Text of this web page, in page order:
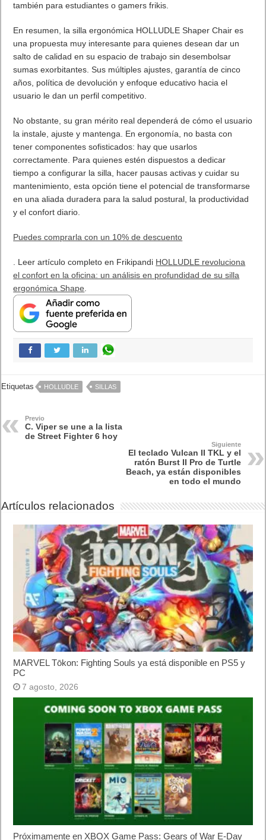
también para estudiantes o gamers frikis.
En resumen, la silla ergonómica HOLLUDLE Shaper Chair es
una propuesta muy interesante para quienes desean dar un
salto de calidad en su espacio de trabajo sin desembolsar
sumas exorbitantes. Sus múltiples ajustes, garantía de cinco
años, política de devolución y enfoque educativo hacia el
usuario le dan un perfil competitivo.
No obstante, su gran mérito real dependerá de cómo el usuario
la instale, ajuste y mantenga. En ergonomía, no basta con
tener componentes sofisticados: hay que usarlos
correctamente. Para quienes estén dispuestos a dedicar
tiempo a configurar la silla, hacer pausas activas y cuidar su
mantenimiento, esta opción tiene el potencial de transformarse
en una aliada duradera para la salud postural, la productividad
y el confort diario.
Puedes comprarla con un 10% de descuento
. Leer artículo completo en Frikipandi HOLLUDLE revoluciona
el confort en la oficina: un análisis en profundidad de su silla
ergonómica Shape
Etiquetas HOLLUDLE SILLAS
Previo
C. Viper se une a la lista
de Street Fighter 6 hoy
Siguiente
El teclado Vulcan II TKL y el
ratón Burst II Pro de Turtle
Beach, ya están disponibles
en todo el mundo
Artículos relacionados
MARVEL Tōkon: Fighting Souls ya está disponible en PS5 y
PC
7 agosto, 2026
Próximamente en XBOX Game Pass: Gears of War E-Day